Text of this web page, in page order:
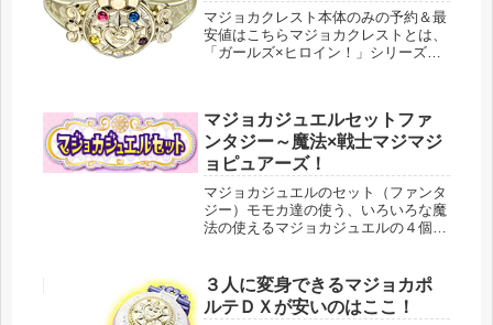
マジョカクレスト本体のみの予約＆最
安値はこちらマジョカクレストとは、
「ガールズ×ヒロイン！」シリーズの
がいつも腕につけています。【2018...
マジョカジュエルセットファ
ンタジー～魔法×戦士マジマジ
ョピュアーズ！
マジョカジュエルのセット（ファンタ
ジー）モモカ達の使う、いろいろな魔
法の使えるマジョカジュエルの４個セ
ンタジー 価格：1058円（税込、送料
別) (2018/3/23...
３人に変身できるマジョカポ
ルテＤＸが安いのはここ！